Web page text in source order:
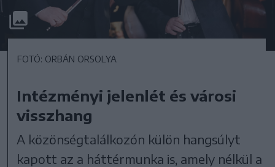
FOTÓ: ORBÁN ORSOLYA
Intézményi jelenlét és városi
visszhang
A közönségtalálkozón külön hangsúlyt
kapott az a háttérmunka is, amely nélkül a